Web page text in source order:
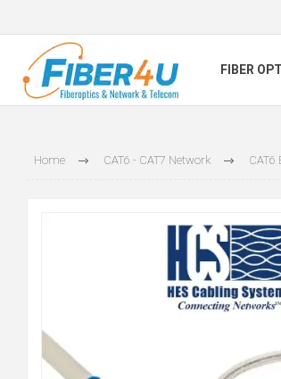
FIBER
Home CAT6 - CAT7 Network CAT6